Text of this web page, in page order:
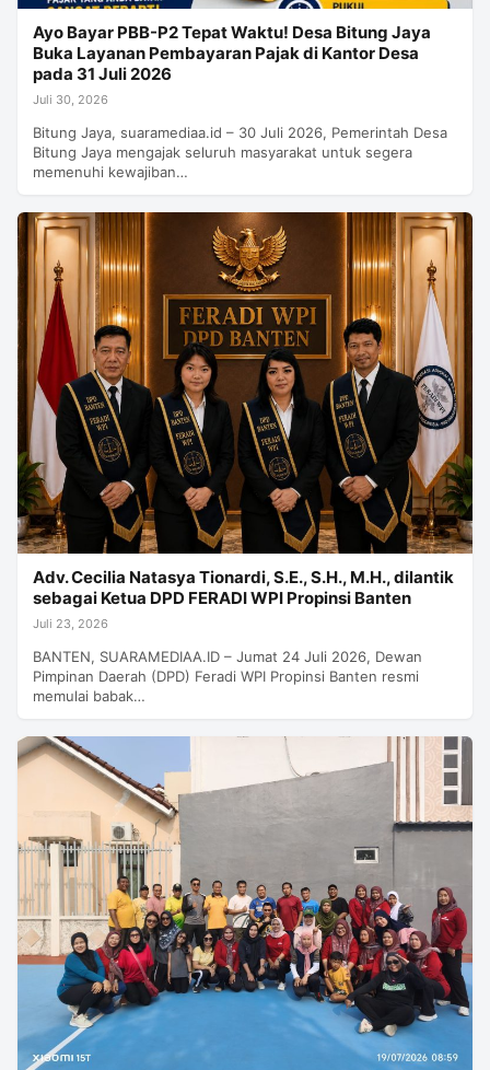
Ayo Bayar PBB-P2 Tepat Waktu! Desa Bitung Jaya
Buka Layanan Pembayaran Pajak di Kantor Desa
pada 31 Juli 2026
Juli 30, 2026
Bitung Jaya, suaramediaa.id – 30 Juli 2026, Pemerintah Desa
Bitung Jaya mengajak seluruh masyarakat untuk segera
memenuhi kewajiban…
Adv. Cecilia Natasya Tionardi, S.E., S.H., M.H., dilantik
sebagai Ketua DPD FERADI WPI Propinsi Banten
Juli 23, 2026
BANTEN, SUARAMEDIAA.ID – Jumat 24 Juli 2026, Dewan
Pimpinan Daerah (DPD) Feradi WPI Propinsi Banten resmi
memulai babak…